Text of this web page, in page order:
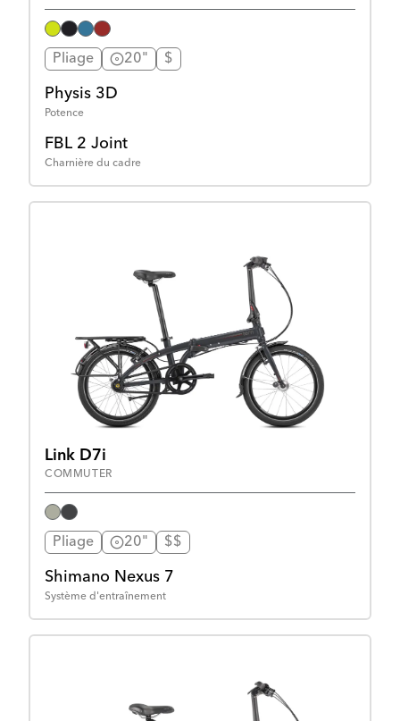
Pliage 20" $
Physis 3D
Potence
FBL 2 Joint
Charnière du cadre
Link D7i
COMMUTER
Pliage 20" $$
Shimano Nexus 7
Système d'entraînement